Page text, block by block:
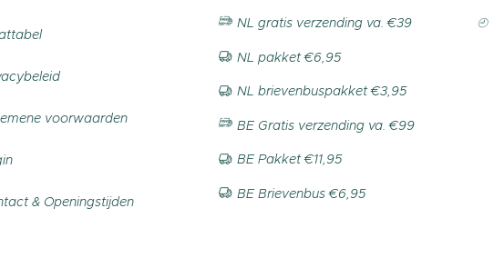
voorwaarden
& Openingstijden
NL gratis verzending va. €39
NL pakket €6,95
NL brievenbuspakket €3,95
BE Gratis verzending va. €99
BE Pakket €11,95
BE Brievenbus €6,95